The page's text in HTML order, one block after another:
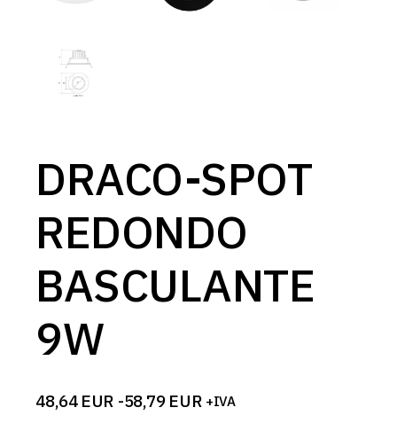
DRACO-SPOT
REDONDO
BASCULANTE
9W
48,64 EUR -58,79 EUR
Rango +IVA